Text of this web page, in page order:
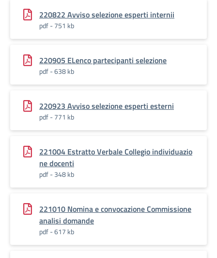
220822 Avviso selezione esperti internii
pdf - 751 kb
220905 ELenco partecipanti selezione
pdf - 638 kb
220923 Avviso selezione esperti esterni
pdf - 771 kb
221004 Estratto Verbale Collegio individuazio
ne docenti
pdf - 348 kb
221010 Nomina e convocazione Commissione
analisi domande
pdf - 617 kb